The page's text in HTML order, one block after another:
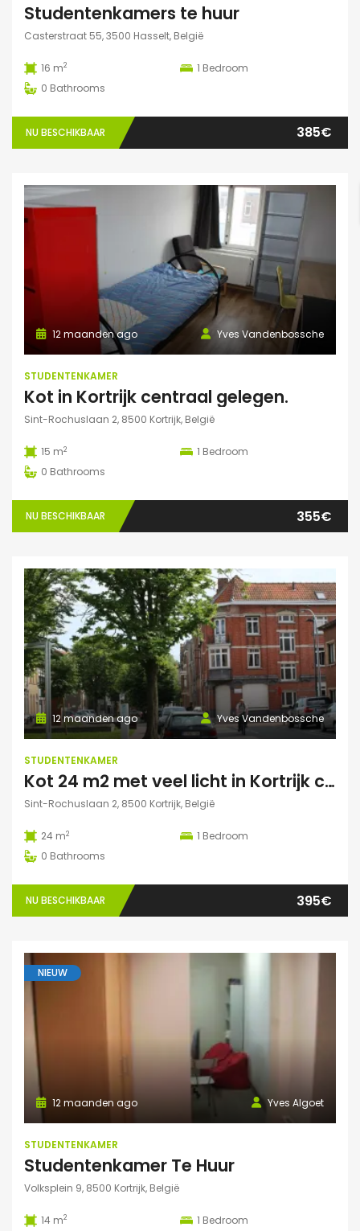
Studentenkamers te huur
Casterstraat 55, 3500 Hasselt, België
16 m2 1 Bedroom
0 Bathrooms
NU BESCHIKBAAR 385€
Yves Vandenbossche
12 maanden ago
STUDENTENKAMER
Kot in Kortrijk centraal gelegen.
Sint-Rochuslaan 2, 8500 Kortrijk, België
15 m2 1 Bedroom
0 Bathrooms
NU BESCHIKBAAR 355€
Yves Vandenbossche
12 maanden ago
STUDENTENKAMER
Kot 24 m2 met veel licht in Kortrijk centraal gelegen.
Sint-Rochuslaan 2, 8500 Kortrijk, België
24 m2 1 Bedroom
0 Bathrooms
NU BESCHIKBAAR 395€
NIEUW
Yves Algoet
12 maanden ago
STUDENTENKAMER
Studentenkamer Te Huur
Volksplein 9, 8500 Kortrijk, België
14 m2 1 Bedroom